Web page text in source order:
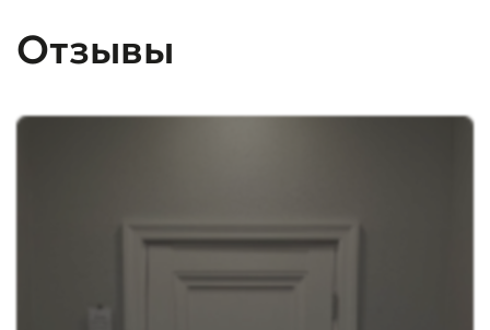
Отзывы